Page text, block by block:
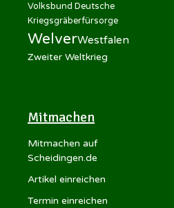
Volksbund Deutsche
Kriegsgräberfürsorge
WelverWestfalen
Zweiter Weltkrieg
Mitmachen
Mitmachen auf
Scheidingen.de
Artikel einreichen
Termin einreichen